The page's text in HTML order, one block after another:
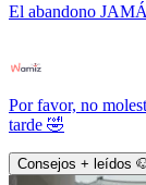
El abandono
Por favor, no
tarde 🤣
Consejos + leídos